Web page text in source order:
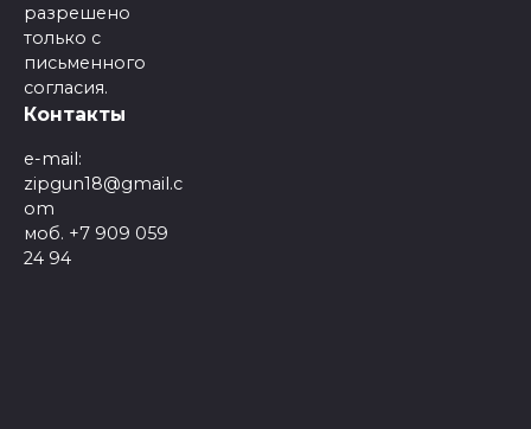
разрешено
только с
письменного
согласия.
Контакты
e-mail:
zipgun18@gmail.c
om
моб. +7 909 059
24 94